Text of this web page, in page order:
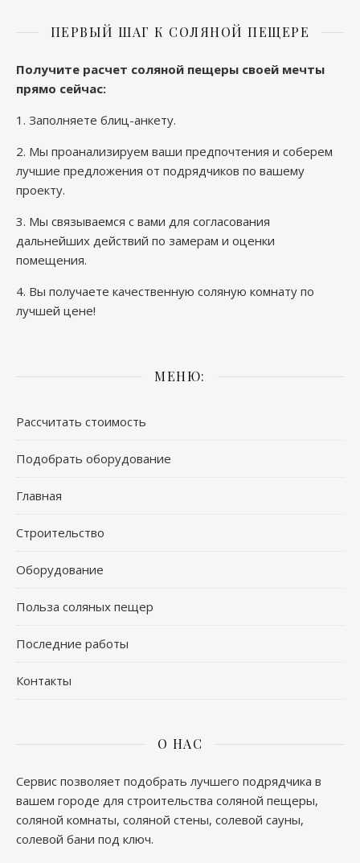
ПЕРВЫЙ ШАГ К СОЛЯНОЙ ПЕЩЕРЕ
Получите расчет соляной пещеры своей мечты
прямо сейчас:
1. Заполняете блиц-анкету.
2. Мы проанализируем ваши предпочтения и соберем
лучшие предложения от подрядчиков по вашему
проекту.
3. Мы связываемся с вами для согласования
дальнейших действий по замерам и оценки
помещения.
4. Вы получаете качественную соляную комнату по
лучшей цене!
МЕНЮ:
Рассчитать стоимость
Подобрать оборудование
Главная
Строительство
Оборудование
Польза соляных пещер
Последние работы
Контакты
О НАС
Сервис позволяет подобрать лучшего подрядчика в
вашем городе для строительства соляной пещеры,
соляной комнаты, соляной стены, солевой сауны,
солевой бани под ключ.